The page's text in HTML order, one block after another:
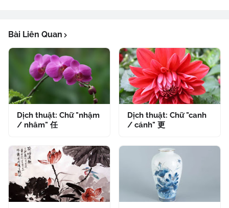
Bài Liên Quan
Dịch thuật: Chữ "nhậm
/ nhâm" 任
Dịch thuật: Chữ "canh
/ cánh" 更